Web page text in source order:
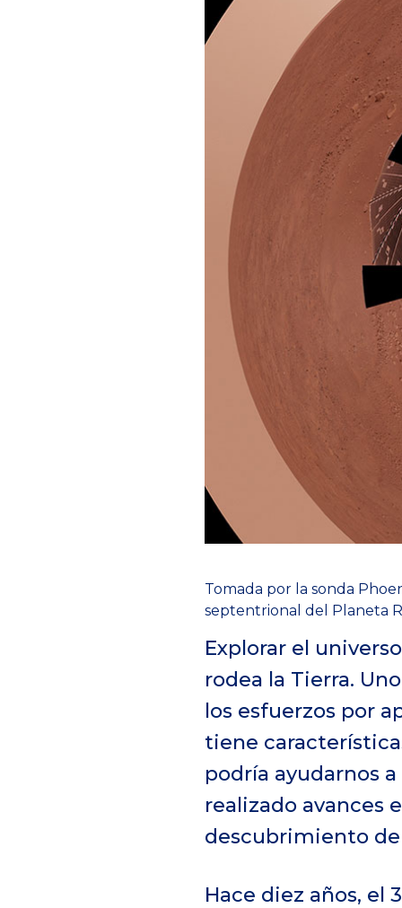
Tomada por la sonda
septentrional del Planeta
Explorar el
rodea la Tierra.
los esfuerzos por
tiene
podría ayudarnos
realizado avances
descubrimiento de
Hace diez años, el